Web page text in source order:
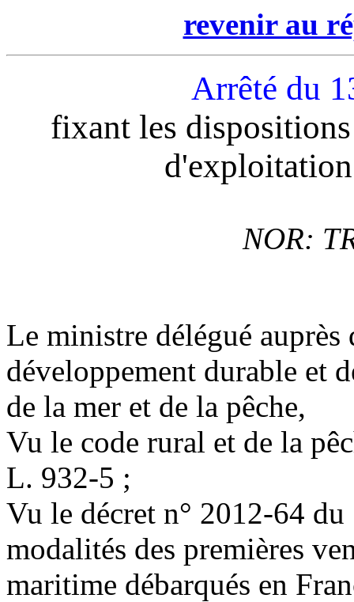
revenir au
Arrêté du
fixant les
d'exploitation
NOR:
Le ministre délégué
développement durable et
de la mer et de la pêche,
Vu le code rural et de la
L. 932-5 ;
Vu le décret n° 2012-64
modalités des premières
maritime débarqués en